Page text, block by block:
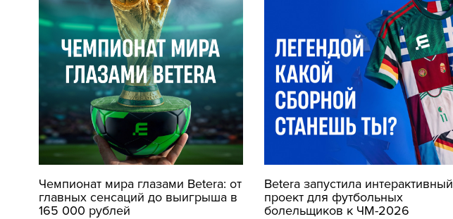
Чемпионат мира глазами Betera: от
главных сенсаций до выигрыша в
165 000 рублей
Betera запустила интерактивный
проект для футбольных
болельщиков к ЧМ-2026